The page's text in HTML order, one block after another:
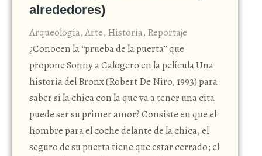
alrededores)
Arqueología,Arte, Historia, Reportaje
¿Conocen la “prueba de la puerta” que
propone Sonny a Calogero en la película Una
historia del Bronx (Robert De Niro, 1993) para
saber si la chica con la que va a tener una cita
puede ser su primer amor? Consiste en que el
hombre para el coche delante de la chica, el
seguro de su puerta tiene que estar cerrado; el